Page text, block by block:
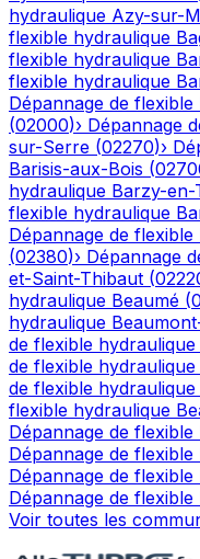
hydraulique Azy-sur-
flexible hydraulique
flexible hydraulique
flexible hydraulique
Dépannage de
(02000)› Dépannage
sur-Serre (02270)›
Barisis-aux-Bois (
hydraulique Barzy-en-
flexible hydraulique
Dépannage de
(02380)› Dépannage
et-Saint-Thibaut (
hydraulique Beaumé (
hydraulique
de flexible hydraulique
de flexible hydraulique
de flexible hydraulique
flexible hydraulique
Dépannage de
Dépannage de
Dépannage de
Dépannage de
Voir toutes les